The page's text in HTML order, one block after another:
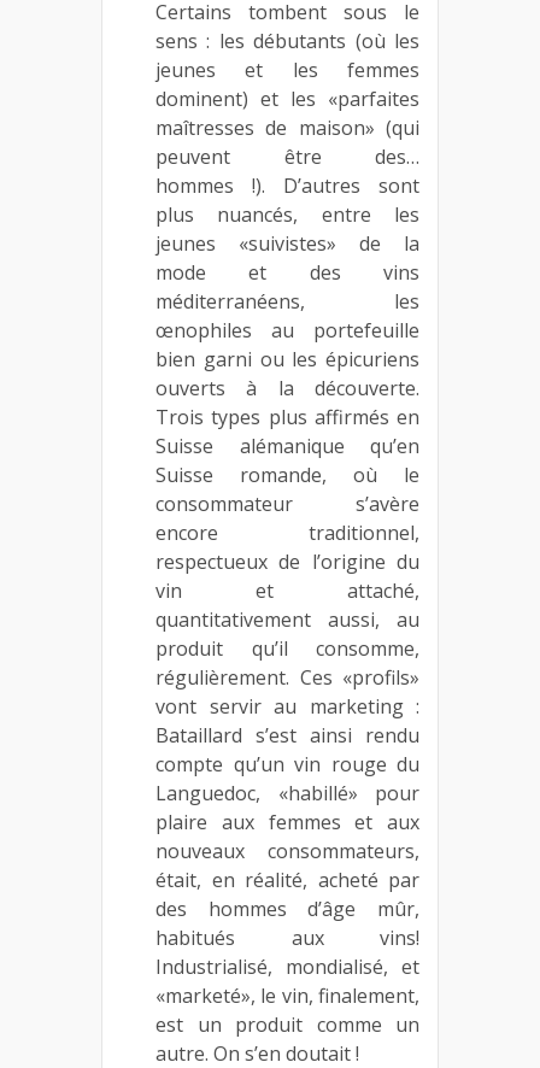
Certains tombent sous le
sens : les débutants (où les
jeunes et les femmes
dominent) et les «parfaites
maîtresses de maison» (qui
peuvent être des…
hommes !). D’autres sont
plus nuancés, entre les
jeunes «suivistes» de la
mode et des vins
méditerranéens, les
œnophiles au portefeuille
bien garni ou les épicuriens
ouverts à la découverte.
Trois types plus affirmés en
Suisse alémanique qu’en
Suisse romande, où le
consommateur s’avère
encore traditionnel,
respectueux de l’origine du
vin et attaché,
quantitativement aussi, au
produit qu’il consomme,
régulièrement. Ces «profils»
vont servir au marketing :
Bataillard s’est ainsi rendu
compte qu’un vin rouge du
Languedoc, «habillé» pour
plaire aux femmes et aux
nouveaux consommateurs,
était, en réalité, acheté par
des hommes d’âge mûr,
habitués aux vins!
Industrialisé, mondialisé, et
«marketé», le vin, finalement,
est un produit comme un
autre. On s’en doutait !